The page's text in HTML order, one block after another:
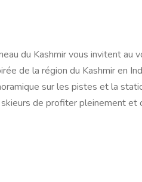
du Kashmir vous invitent au
de la région du Kashmir en
sur les pistes et la
de profiter pleinement et